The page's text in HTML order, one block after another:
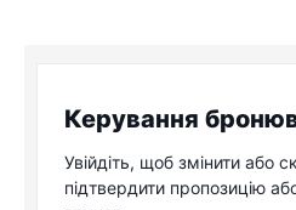
Керування
Увійдіть, щоб змінити або
підтвердити пропозицію